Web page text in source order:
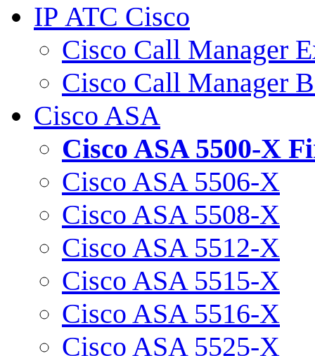
IP АТС Cisco
Cisco Call Manager
Cisco Call Manager
Cisco ASA
Cisco ASA 5500-X
Cisco ASA 5506-X
Cisco ASA 5508-X
Cisco ASA 5512-X
Cisco ASA 5515-X
Cisco ASA 5516-X
Cisco ASA 5525-X